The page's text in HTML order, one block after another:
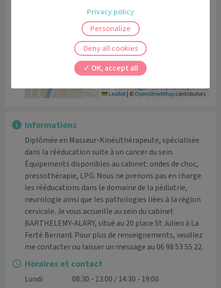
Leaflet| ©OpenStreetMapcontributors
Informations
Diplômée en Masseur-Kinésithérapeute, spécialisée
dans la rééducation suite à un cancer du sein.
Équipements disponibles au cabinet: ondes de choc,
pressothérapie, LPG. Nous ne prenons pas en charge
les rééducations dans le domaine de la pédiatrie,
neurologie ainsi que les pathologies liées à la région
cervicale. Je vous accueille au sein du cabinet
BARTHELEMY-ALARY, situé au 20 place St Julien à La
Ferté Bernard. Pour plus de renseignements, veuillez
me contacter ou laisser un message au 06 98 53 55 22.
Horaires et contact
Lundi
08:30 - 13:00 / 14:30 - 19:00
OK, accept all
Deny all cookies
Personalize
Privacy policy